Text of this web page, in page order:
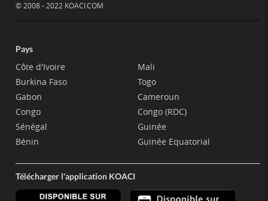
© 2008 - 2022 KOACI.COM
Pays
Côte d'Ivoire
Burkina Faso
Gabon
Congo
Sénégal
Bénin
Mali
Togo
Cameroun
Congo (RDC)
Guinée
Guinée Equatorial
Télécharger l'application KOACI